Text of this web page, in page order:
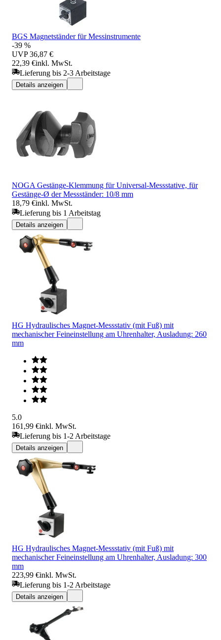
BGS Magnetständer für Messinstrumente
-39 %
UVP 36,87 €
22,39 €inkl. MwSt.
Lieferung bis 2-3 Arbeitstage
Details anzeigen
NOGA Gestänge-Klemmung für Universal-Messstative, für
Gestänge-Ø der Messständer: 10/8 mm
18,79 €inkl. MwSt.
Lieferung bis 1 Arbeitstag
Details anzeigen
HG Hydraulisches Magnet-Messstativ (mit Fuß) mit
mechanischer Feineinstellung am Uhrenhalter, Ausladung: 260
mm
5.0
161,99 €inkl. MwSt.
Lieferung bis 1-2 Arbeitstage
Details anzeigen
HG Hydraulisches Magnet-Messstativ (mit Fuß) mit
mechanischer Feineinstellung am Uhrenhalter, Ausladung: 300
mm
223,99 €inkl. MwSt.
Lieferung bis 1-2 Arbeitstage
Details anzeigen